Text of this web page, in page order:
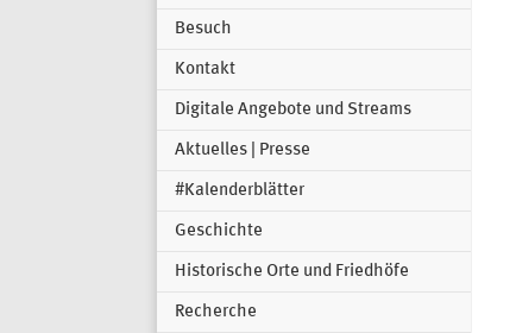
Besuch
Kontakt
Digitale Angebote und Streams
Aktuelles | Presse
#Kalenderblätter
Geschichte
Historische Orte und Friedhöfe
Recherche